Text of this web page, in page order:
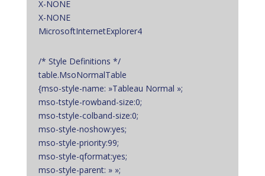
X-NONE
X-NONE
MicrosoftInternetExplorer4
/* Style Definitions */
table.MsoNormalTable
{mso-style-name: »Tableau Normal »;
mso-tstyle-rowband-size:0;
mso-tstyle-colband-size:0;
mso-style-noshow:yes;
mso-style-priority:99;
mso-style-qformat:yes;
mso-style-parent: » »;